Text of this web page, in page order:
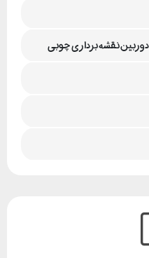
دوربین نقشه برداری چوبی